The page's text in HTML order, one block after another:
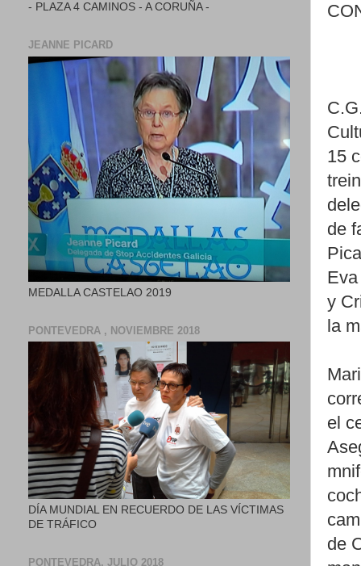
15
de
y
la
el
de
- PLAZA 4 CAMINOS - A CORUÑA -
JEANNE PICARD
MEDALLA CASTELAO 2019
PONTEVEDRA , NOVIEMBRE 2018
DÍA MUNDIAL EN RECUERDO DE LAS VÍCTIMAS
DE TRÁFICO
PONTEVEDRA, JULIO 2018